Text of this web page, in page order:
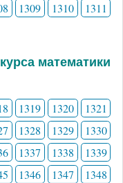
1309 1310
1311
математики
1319 1320
1321
1328 1329
1330
1337 1338
1339
1346 1347
1348